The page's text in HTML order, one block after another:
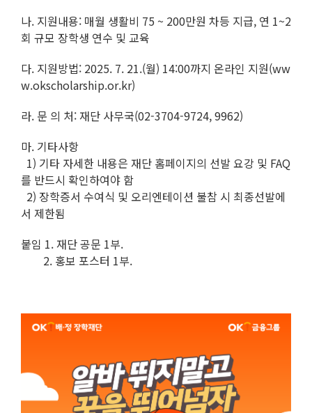
나. 지원내용: 매월 생활비 75 ~ 200만원 차등 지급, 연 1~2
회 규모 장학생 연수 및 교육
다. 지원방법: 2025. 7. 21.(월) 14:00까지 온라인 지원(ww
w.okscholarship.or.kr)
라. 문 의 처: 재단 사무국(02-3704-9724, 9962)
마. 기타사항
1) 기타 자세한 내용은 재단 홈페이지의 선발 요강 및 FAQ
를 반드시 확인하여야 함
2) 장학증서 수여식 및 오리엔테이션 불참 시 최종선발에
서 제한됨
붙임 1. 재단 공문 1부.
2. 홍보 포스터 1부.